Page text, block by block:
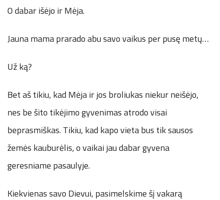
O dabar išėjo ir Mėja.
Jauna mama prarado abu savo vaikus per pusę metų…
Už ką?
Bet aš tikiu, kad Mėja ir jos broliukas niekur neišėjo,
nes be šito tikėjimo gyvenimas atrodo visai
beprasmiškas. Tikiu, kad kapo vieta bus tik sausos
žemės kauburėlis, o vaikai jau dabar gyvena
geresniame pasaulyje.
Kiekvienas savo Dievui, pasimelskime šį vakarą